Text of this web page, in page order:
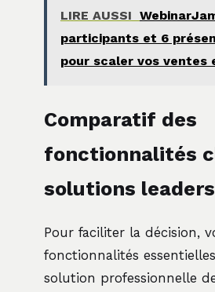
LIRE AUSSI
participants et 6
pour scaler vos ventes
Comparatif des
fonctionnalités
solutions leaders
Pour faciliter la décision,
fonctionnalités
solution professionnelle